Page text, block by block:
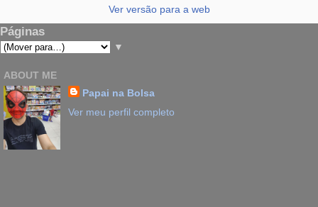
Ver versão para a web
Páginas
▼
ABOUT ME
Papai na Bolsa
Ver meu perfil completo